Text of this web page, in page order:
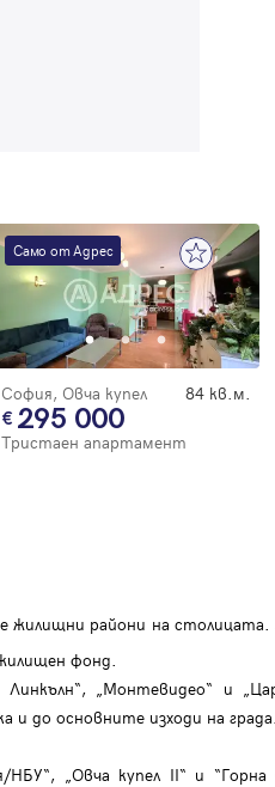
Само от Адрес
София, Овча купел 84 кв.м.
295 000
Тристаен апартамент
жилищни райони на
фонд.
„Монтевидео“ и
до основните изходи на града.
„Овча купел II“ и “Горна